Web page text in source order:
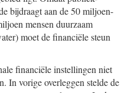
bijdraagt aan de 50 miljoen-
mensen duurzaam
moet de financiële steun
financiële instellingen niet
In vorige overleggen stelde de